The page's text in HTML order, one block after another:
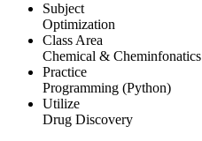
Subject
Optimization
Class Area
Chemical & Cheminfonatics
Practice
Programming (Python)
Utilize
Drug Discovery